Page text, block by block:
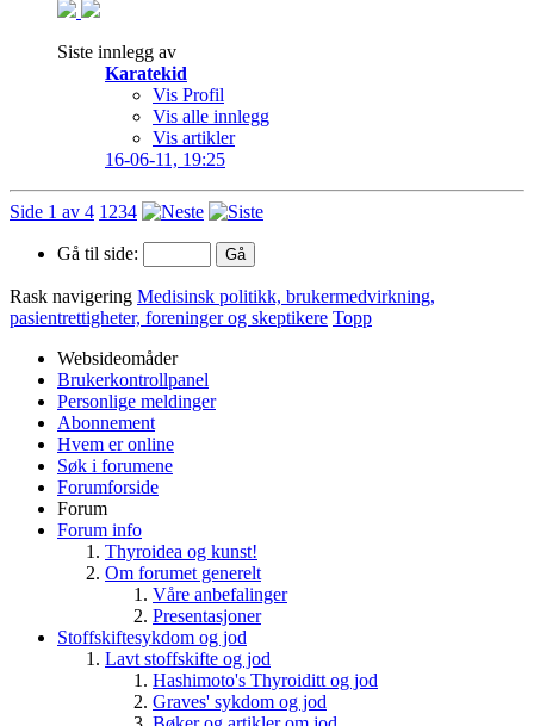
Siste innlegg av
Karatekid
Vis Profil
Vis alle innlegg
Vis artikler
16-06-11, 19:25
Side 1 av 4 1 234
Gå til side:
Rask navigering Medisinsk politikk, brukermedvirkning,
pasientrettigheter, foreninger og skeptikere Topp
Websideomåder
Brukerkontrollpanel
Personlige meldinger
Abonnement
Hvem er online
Søk i forumene
Forumforside
Forum
Forum info
Thyroidea og kunst!
Om forumet generelt
Våre anbefalinger
Presentasjoner
Stoffskiftesykdom og jod
Lavt stoffskifte og jod
Hashimoto's Thyroiditt og jod
Graves' sykdom og jod